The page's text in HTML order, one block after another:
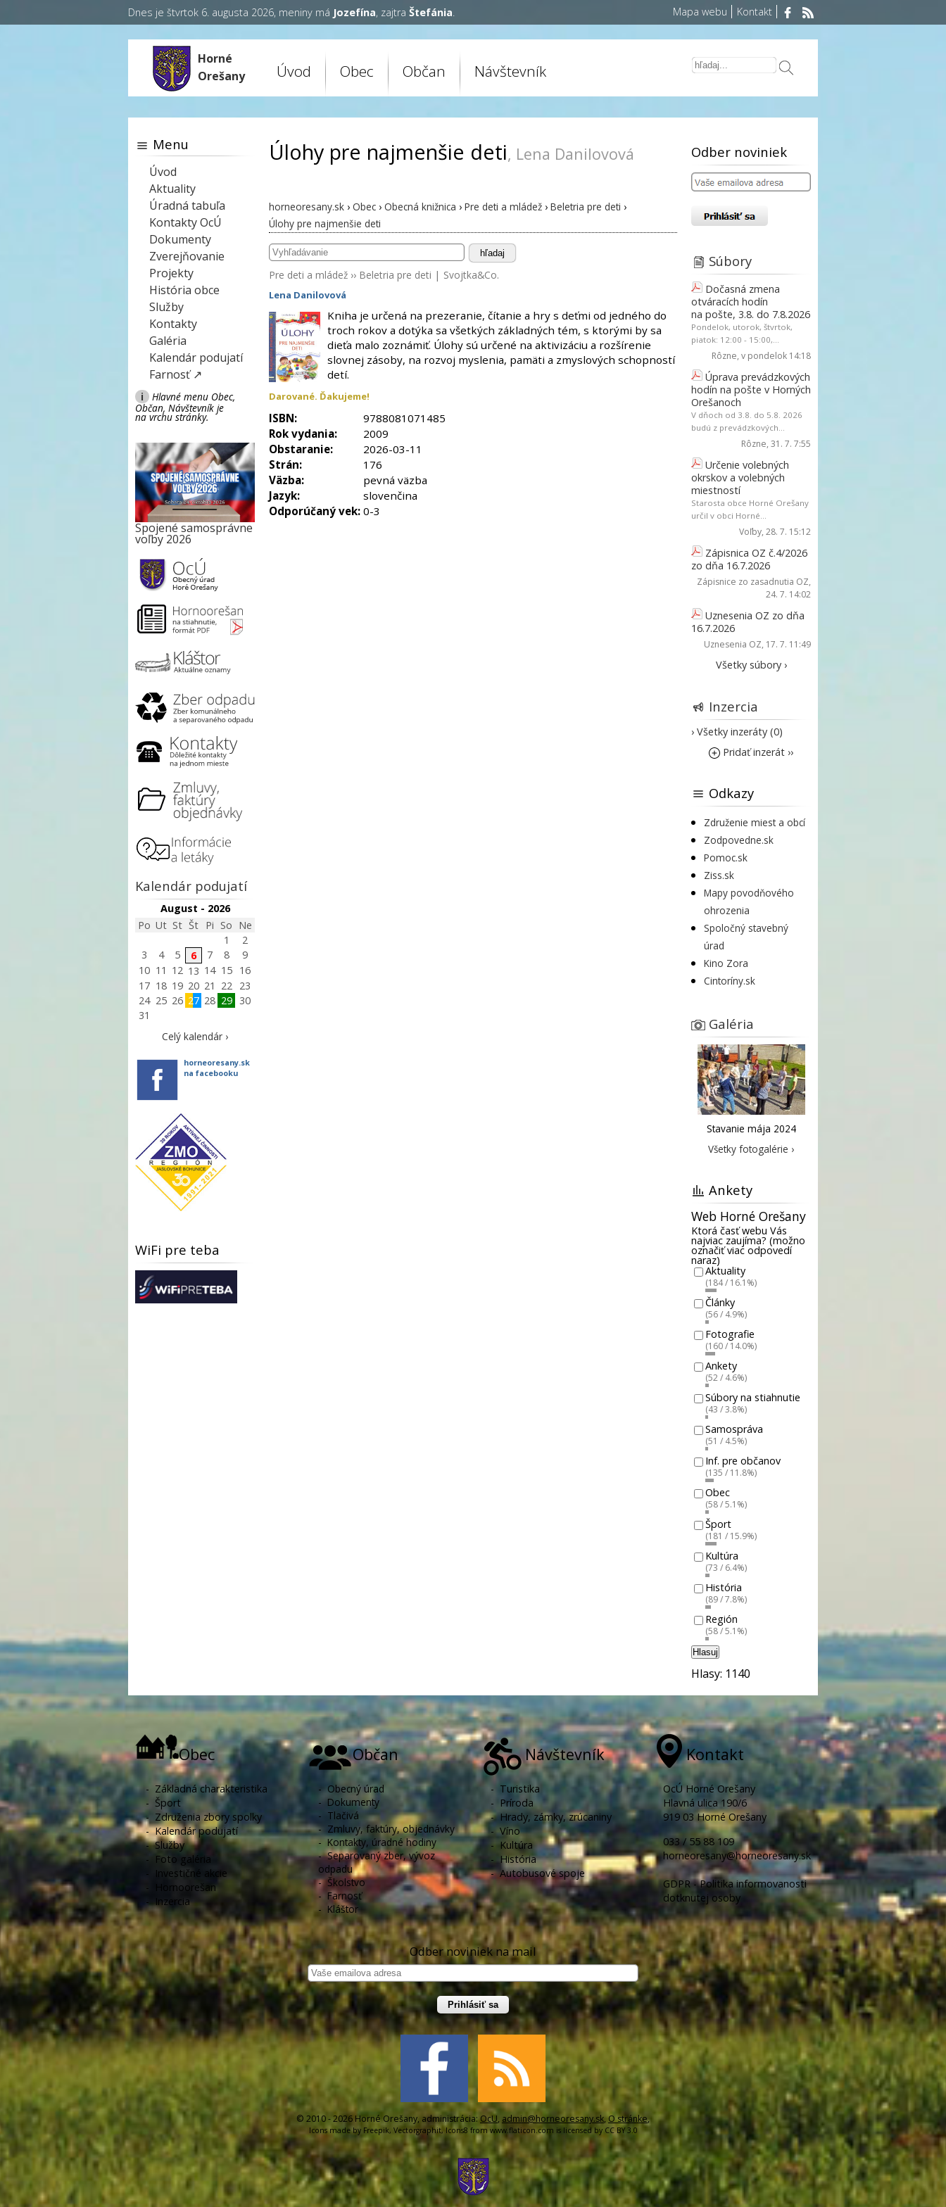
Dnes je štvrtok 6. augusta 2026, meniny má Jozefína, zajtra Štefánia. Mapa webu Kontakt
Horné
Orešany
Úvod Obec Občan Návštevník
Úlohy pre najmenšie deti, Lena Danilovová
horneoresany.sk › Obec › Obecná knižnica › Pre deti a mládež › Beletria pre deti ›
Úlohy pre najmenšie deti
hľadaj
Pre deti a mládež ›› Beletria pre deti | Svojtka&Co.
Lena Danilovová
Kniha je určená na prezeranie, čítanie a hry s deťmi od jedného do
troch rokov a dotýka sa všetkých základných tém, s ktorými by sa
dieťa malo zoznámiť. Úlohy sú určené na aktivizáciu a rozšírenie
slovnej zásoby, na rozvoj myslenia, pamäti a zmyslových schopností
detí.
Darované. Ďakujeme!
ISBN:
9788081071485
Rok vydania:
2009
Obstaranie:
2026-03-11
Strán:
176
Väzba:
pevná väzba
Jazyk:
slovenčina
Odporúčaný vek: 0-3
Menu
Úvod
Aktuality
Úradná tabuľa
Kontakty OcÚ
Dokumenty
Zverejňovanie
Projekty
História obce
Služby
Kontakty
Galéria
Kalendár podujatí
Farnosť ↗
i
Hlavné menu Obec,
Občan, Návštevník je
na vrchu stránky.
Spojené samosprávne
voľby 2026
Kalendár podujatí
August - 2026
Po Ut St Št Pi So Ne
1
2
3
4 5 6 7 8
9
10 11 12 13 14 15
16
17 18 19 20 21 22
23
24 25 26 27 28 29
30
31
Celý kalendár ›
horneoresany.sk
na facebooku
WiFi pre teba
Odber noviniek
Súbory
Dočasná zmena
otváracích hodín
na pošte, 3.8. do 7.8.2026
Pondelok, utorok, štvrtok,
piatok: 12:00 - 15:00,...
Rôzne, v pondelok 14:18
Úprava prevádzkových
hodín na pošte v Horných
Orešanoch
V dňoch od 3.8. do 5.8. 2026
budú z prevádzkových...
Rôzne, 31. 7. 7:55
Určenie volebných
okrskov a volebných
miestností
Starosta obce Horné Orešany
určil v obci Horné...
Voľby, 28. 7. 15:12
Zápisnica OZ č.4/2026
zo dňa 16.7.2026
Zápisnice zo zasadnutia OZ,
24. 7. 14:02
Uznesenia OZ zo dňa
16.7.2026
Uznesenia OZ, 17. 7. 11:49
Všetky súbory ›
Inzercia
› Všetky inzeráty (0)
Pridať inzerát ››
Odkazy
Združenie miest a obcí
Zodpovedne.sk
Pomoc.sk
Ziss.sk
Mapy povodňového
ohrozenia
Spoločný stavebný
úrad
Kino Zora
Cintoríny.sk
Galéria
Stavanie mája 2024
Všetky fotogalérie ›
Ankety
Web Horné Orešany
Ktorá časť webu Vás
najviac zaujíma? (možno
označiť viac odpovedí
naraz)
Aktuality
(184 / 16.1%)
Články
(56 / 4.9%)
Fotografie
(160 / 14.0%)
Ankety
(52 / 4.6%)
Súbory na stiahnutie
(43 / 3.8%)
Samospráva
(51 / 4.5%)
Inf. pre občanov
(135 / 11.8%)
Obec
(58 / 5.1%)
Šport
(181 / 15.9%)
Kultúra
(73 / 6.4%)
História
(89 / 7.8%)
Región
(58 / 5.1%)
Hlasuj
Hlasy: 1140
Obec
- Základná charakteristika
- Šport
- Združenia zbory spolky
-Kalendár podujatí
-Služby
- Foto galéria
- Investičné akcie
-
Hornoorešan
-
Inzercia
Občan
- Obecný úrad
-Dokumenty
- Tlačivá
- Zmluvy, faktúry, objednávky
- Kontakty, úradné hodiny
-Separovaný zber, vývoz
odpadu
- Školstvo
- Farnosť
- Kláštor
Návštevník
- Turistika
- Príroda
-Hrady, zámky, zrúcaniny
-Víno
- Kultúra
- História
-Autobusové spoje
Kontakt
OcÚ Horné Orešany
Hlavná ulica 190/6
919 03 Horné Orešany
033 / 55 88 109
horneoresany@horneoresany.sk
GDPR - Politika informovanosti
dotknutej osoby
Odber noviniek na mail
Prihlásiť sa
© 2010 - 2026 Horné Orešany, administrácia: OcU, admin@horneoresany.sk,O stránke,
Icons made by Freepik, Vectorgraphit,Icons8 fromwww.flaticon.com is licensed by CC BY 3.0